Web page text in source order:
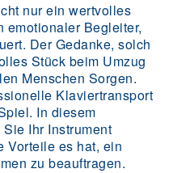
nur ein wertvolles
emotionaler Begleiter,
Der Gedanke, solch
Stück beim Umzug
Menschen Sorgen.
Klaviertransport
In diesem
Ihr Instrument
Vorteile es hat, ein
zu beauftragen.